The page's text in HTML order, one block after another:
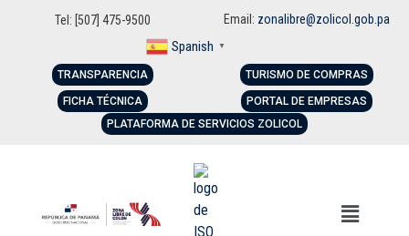
Tel: [507] 475-9500 Email: zonalibre@zolicol.gob.pa
Spanish ▼
TRANSPARENCIA
FICHA TÉCNICA
TURISMO DE COMPRAS
PORTAL DE EMPRESAS
PLATAFORMA DE SERVICIOS ZOLICOL